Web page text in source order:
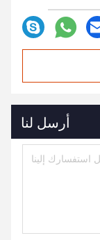
أرسل لنا